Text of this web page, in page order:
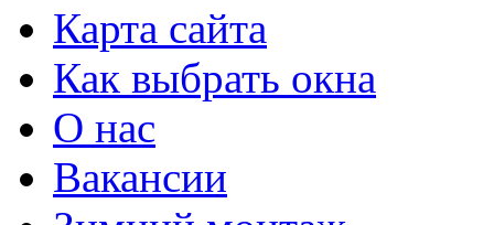
Карта сайта
Как выбрать окна
О нас
Вакансии